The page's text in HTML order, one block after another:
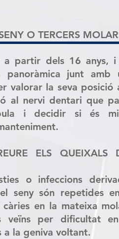
O TERCERS
a partir dels 16 anys, i
panoràmica junt amb
valorar la seva posició
al nervi dentari que
i decidir si és
ELS QUEIXALS
o infeccions
seny són repetides
en la mateixa
veïns per dificultat
a la geniva voltant.